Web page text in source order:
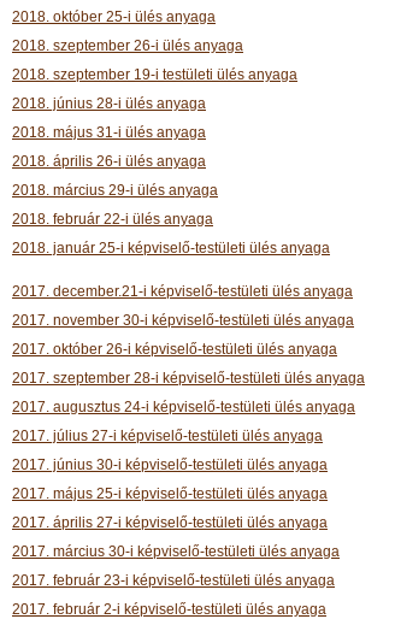
2018. október 25-i ülés anyaga
2018. szeptember 26-i ülés anyaga
2018. szeptember 19-i testületi ülés anyaga
2018. június 28-i ülés anyaga
2018. május 31-i ülés anyaga
2018. április 26-i ülés anyaga
2018. március 29-i ülés anyaga
2018. február 22-i ülés anyaga
2018. január 25-i képviselő-testületi ülés anyaga
2017. december.21-i képviselő-testületi ülés anyaga
2017. november 30-i képviselő-testületi ülés anyaga
2017. október 26-i képviselő-testületi ülés anyaga
2017. szeptember 28-i képviselő-testületi ülés anyaga
2017. augusztus 24-i képviselő-testületi ülés anyaga
2017. július 27-i képviselő-testületi ülés anyaga
2017. június 30-i képviselő-testületi ülés anyaga
2017. május 25-i képviselő-testületi ülés anyaga
2017. április 27-i képviselő-testületi ülés anyaga
2017. március 30-i képviselő-testületi ülés anyaga
2017. február 23-i képviselő-testületi ülés anyaga
2017. február 2-i képviselő-testületi ülés anyaga